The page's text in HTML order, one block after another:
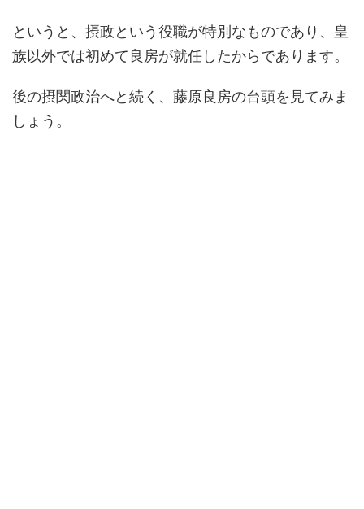
というと、摂政という役職が特別なものであり、皇
族以外では初めて良房が就任したからであります。
後の摂関政治へと続く、藤原良房の台頭を見てみま
しょう。